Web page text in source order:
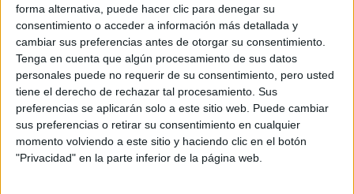
forma alternativa, puede hacer clic para denegar su
consentimiento o acceder a información más detallada y
cambiar sus preferencias antes de otorgar su consentimiento.
Tenga en cuenta que algún procesamiento de sus datos
personales puede no requerir de su consentimiento, pero usted
tiene el derecho de rechazar tal procesamiento. Sus
preferencias se aplicarán solo a este sitio web. Puede cambiar
sus preferencias o retirar su consentimiento en cualquier
momento volviendo a este sitio y haciendo clic en el botón
"Privacidad" en la parte inferior de la página web.
Circuitos
F1
Fórmula E
F2 / F3 / F4
Resistencia
Indycar
Otros
Producto